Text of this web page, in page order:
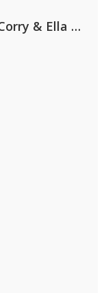
Nathan Dawe, Joel Corry & Ella Henderson